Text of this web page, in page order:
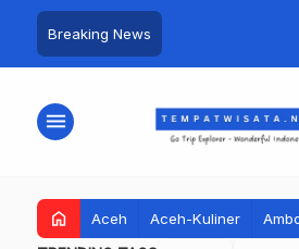
Breaking News
menu
home Aceh Aceh-Kuliner